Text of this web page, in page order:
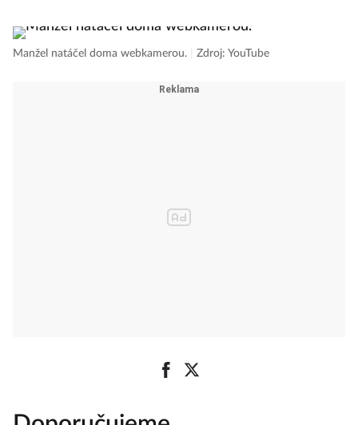
Manžel natáčel doma webkamerou. Zdroj: YouTube